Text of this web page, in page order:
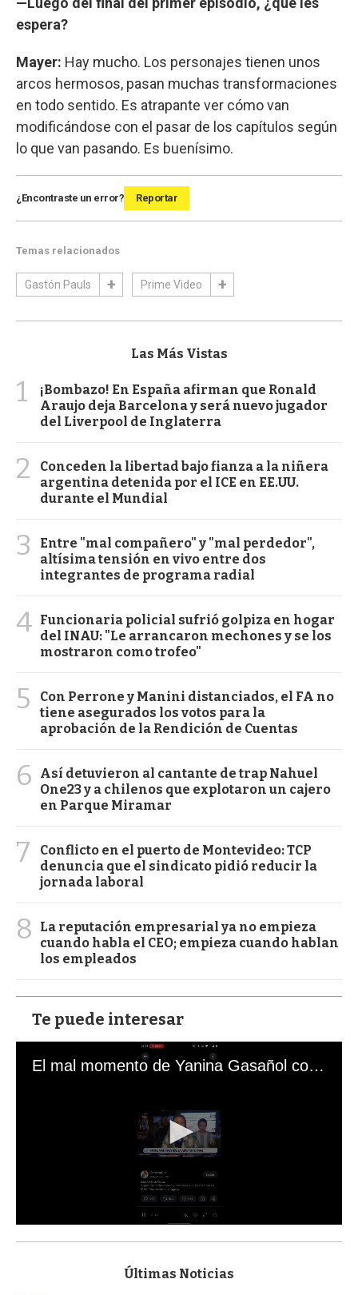
espera?
Mayer: Hay mucho. Los personajes tienen unos
arcos hermosos, pasan muchas transformaciones
en todo sentido. Es atrapante ver cómo van
modificándose con el pasar de los capítulos según
lo que van pasando. Es buenísimo.
¿Encontraste un error? Reportar
Temas relacionados
Gastón Pauls Prime Video
Las Más Vistas
1
¡Bombazo! En España afirman que Ronald
Araujo deja Barcelona y será nuevo jugador
del Liverpool de Inglaterra
2
Conceden la libertad bajo fianza a la niñera
argentina detenida por el ICE en EE.UU.
durante el Mundial
3
Entre "mal compañero" y "mal perdedor",
altísima tensión en vivo entre dos
integrantes de programa radial
4 Funcionaria policial sufrió golpiza en hogar
del INAU: "Le arrancaron mechones y se los
mostraron como trofeo"
5
Con Perrone y Manini distanciados, el FA no
tiene asegurados los votos para la
aprobación de la Rendición de Cuentas
6
Así detuvieron al cantante de trap Nahuel
One23 y a chilenos que explotaron un cajero
en Parque Miramar
7
Conflicto en el puerto de Montevideo: TCP
denuncia que el sindicato pidió reducir la
jornada laboral
8
La reputación empresarial ya no empieza
cuando habla el CEO; empieza cuando hablan
los empleados
Te puede interesar
El mal momento de Yanina Gasañol con un hincha argentino en "Subrayado"
s
Últimas Noticias